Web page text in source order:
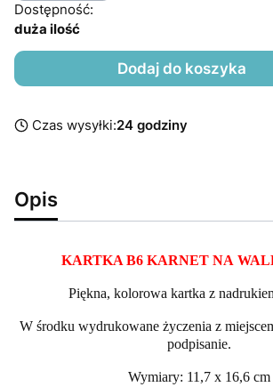
Dostępność:
duża ilość
Dodaj do koszyka
Czas wysyłki:24 godziny
Opis
KARTKA B6 KARNET NA
Piękna, kolorowa kartka z
W środku wydrukowane życzenia z
podpisanie.
Wymiary: 11,7 x 16,6 cm